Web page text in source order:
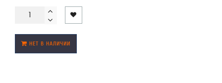
НЕТ В НАЛИЧИИ